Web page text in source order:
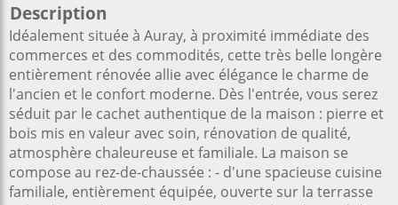
Description
Idéalement située à Auray, à proximité immédiate des
commerces et des commodités, cette très belle longère
entièrement rénovée allie avec élégance le charme de
l'ancien et le confort moderne. Dès l'entrée, vous serez
séduit par le cachet authentique de la maison : pierre et
bois mis en valeur avec soin, rénovation de qualité,
atmosphère chaleureuse et familiale. La maison se
compose au rez-de-chaussée : - d'une spacieuse cuisine
familiale, entièrement équipée, ouverte sur la terrasse